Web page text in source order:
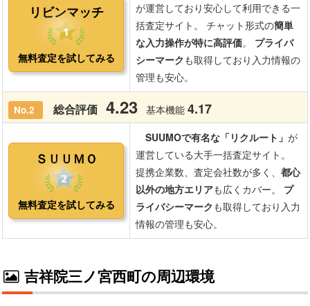
吉祥院三ノ宮西町の周辺環境